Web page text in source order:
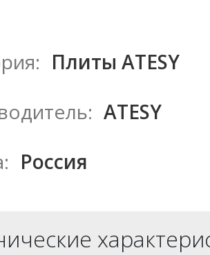
Плиты ATESY
ATESY
Россия